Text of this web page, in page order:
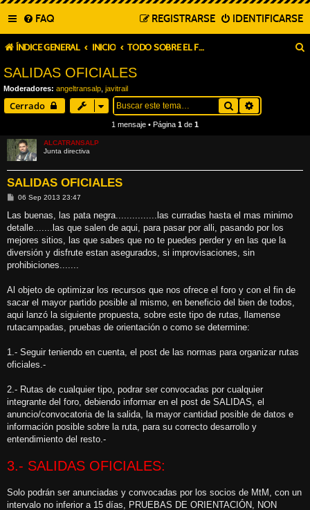
FAQ IDENTIFICARSE
REGISTRARSE
ÍNDICE GENERAL INICIO TODO SOBRE EL FORO (OBLIGADA LECTURA)
SALIDAS OFICIALES
Moderadores: angeltransalp javitrail
Cerrado Buscar
1 mensaje • Página 1 de 1
ALCATRANSALP
Junta directiva
SALIDAS OFICIALES
M
n
a
j
e
06 Sep 2013 23:47
Las buenas, las pata negra...............las curradas hasta el mas minimo
detalle.......las que salen de aqui, para pasar por alli, pasando por los
mejores sitios, las que sabes que no te puedes perder y en las que la
diversión y disfrute estan asegurados, si improvisaciones, sin
prohibiciones.......
Al objeto de optimizar los recursos que nos ofrece el foro y con el fin de
sacar el mayor partido posible al mismo, en beneficio del bien de todos,
aqui lanzó la siguiente propuesta, sobre este tipo de rutas, llamense
rutacampadas, pruebas de orientación o como se determine:
1.- Seguir teniendo en cuenta, el post de las normas para organizar rutas
oficiales.-
2.- Rutas de cualquier tipo, podrar ser convocadas por cualquier
integrante del foro, debiendo informar en el post de SALIDAS, el
anuncio/convocatoria de la salida, la mayor cantidad posible de datos e
información posible sobre la ruta, para su correcto desarrollo y
entendimiento del resto.-
3.- SALIDAS OFICIALES:
Solo podrán ser anunciadas y convocadas por los socios de MtM, con un
intervalo no inferior a 15 días, PRUEBAS DE ORIENTACIÓN, NON